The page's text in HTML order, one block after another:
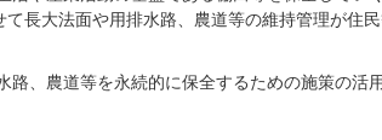
て長大法面や用排水路、農道等の維持管理が住
路、農道等を永続的に保全するための施策の活